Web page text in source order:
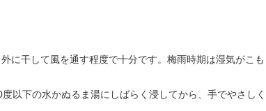
に干して風を通す程度で十分です。梅雨時期は湿気がこ
以下の水かぬるま湯にしばらく浸してから、手でやさし